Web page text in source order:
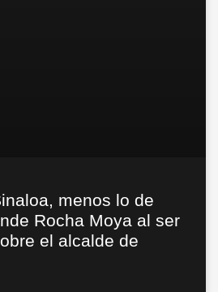
menos lo de
Rocha Moya al ser
el alcalde de